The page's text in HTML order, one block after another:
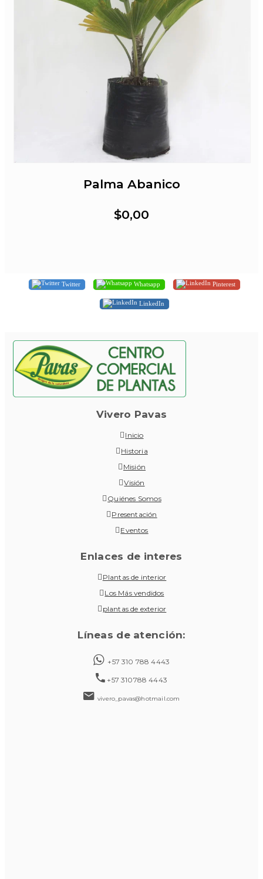
Palma Abanico
$0,00
Twitter Whatsapp Pinterest
LinkedIn
Vivero Pavas
Inicio
Historia
Misión
Visión
Quiénes Somos
Presentación
Eventos
Enlaces de interes
Plantas de interior
Los Más vendidos
plantas de exterior
Líneas de atención:
+57 310 788 4443
+57 310788 4443
vivero_pavas@hotmail.com